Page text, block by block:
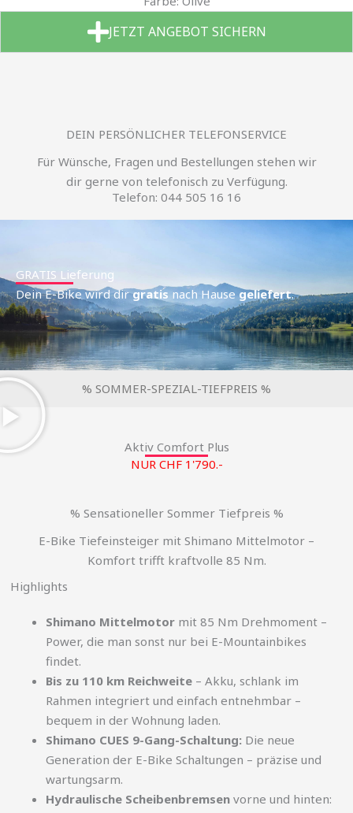
JETZT ANGEBOT SICHERN
DEIN PERSÖNLICHER TELEFONSERVICE
Für Wünsche, Fragen und Bestellungen stehen wir
dir gerne von telefonisch zu Verfügung.
Telefon: 044 505 16 16
GRATIS Lieferung
Dein E-Bike wird dirgratisnach Hausegeliefert.
% SOMMER-SPEZIAL-TIEFPREIS %
Aktiv Comfort Plus
NUR CHF 1'790.-
% Sensationeller Sommer Tiefpreis %
E-Bike Tiefeinsteiger mit Shimano Mittelmotor –
Komfort trifft kraftvolle 85 Nm.
Highlights
Shimano Mittelmotor mit 85 Nm Drehmoment –
Power, die man sonst nur bei E-Mountainbikes
findet.
Bis zu 110 km Reichweite – Akku, schlank im
Rahmen integriert und einfach entnehmbar –
bequem in der Wohnung laden.
Shimano CUES 9-Gang-Schaltung: Die neue
Generation der E-Bike Schaltungen – präzise und
wartungsarm.
Hydraulische Scheibenbremsen vorne und hinten: